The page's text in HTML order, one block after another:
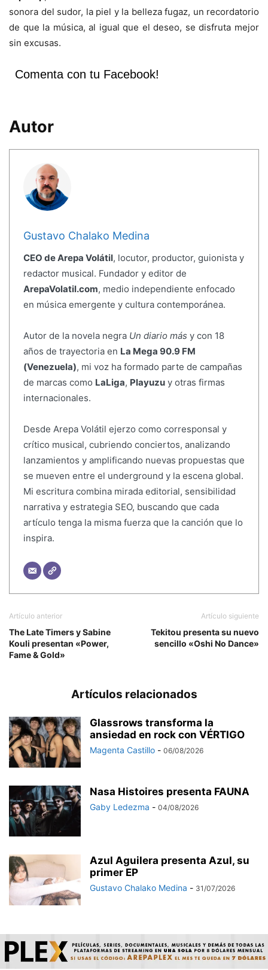
sonora del sudor, la piel y la belleza fugaz, un recordatorio
de que la música, al igual que el deseo, se disfruta mejor
sin excusas.
Comenta con tu Facebook!
Autor
Gustavo Chalako Medina
CEO de Arepa Volátil, locutor, productor, guionista y
redactor musical. Fundador y editor de
ArepaVolatil.com, medio independiente enfocado
en música emergente y cultura contemporánea.
Autor de la novela negra Un diario más y con 18
años de trayectoria en La Mega 90.9 FM
(Venezuela), mi voz ha formado parte de campañas
de marcas como LaLiga, Playuzuy otras firmas
internacionales.
Desde Arepa Volátil ejerzo como corresponsal y
crítico musical, cubriendo conciertos, analizando
lanzamientos y amplificando nuevas propuestas que
se mueven entre el underground y la escena global.
Mi escritura combina mirada editorial, sensibilidad
narrativa y estrategia SEO, buscando que cada
artículo tenga la misma fuerza que la canción que lo
inspira.
Artículo anterior
The Late Timers y Sabine
Kouli presentan «Power,
Fame & Gold»
Artículo siguiente
Tekitou presenta su nuevo
sencillo «Oshi No Dance»
Artículos relacionados
Glassrows transforma la
ansiedad en rock con VÉRTIGO
Magenta Castillo - 06/08/2026
Nasa Histoires presenta FAUNA
Gaby Ledezma - 04/08/2026
Azul Aguilera presenta Azul, su
primer EP
Gustavo Chalako Medina - 31/07/2026